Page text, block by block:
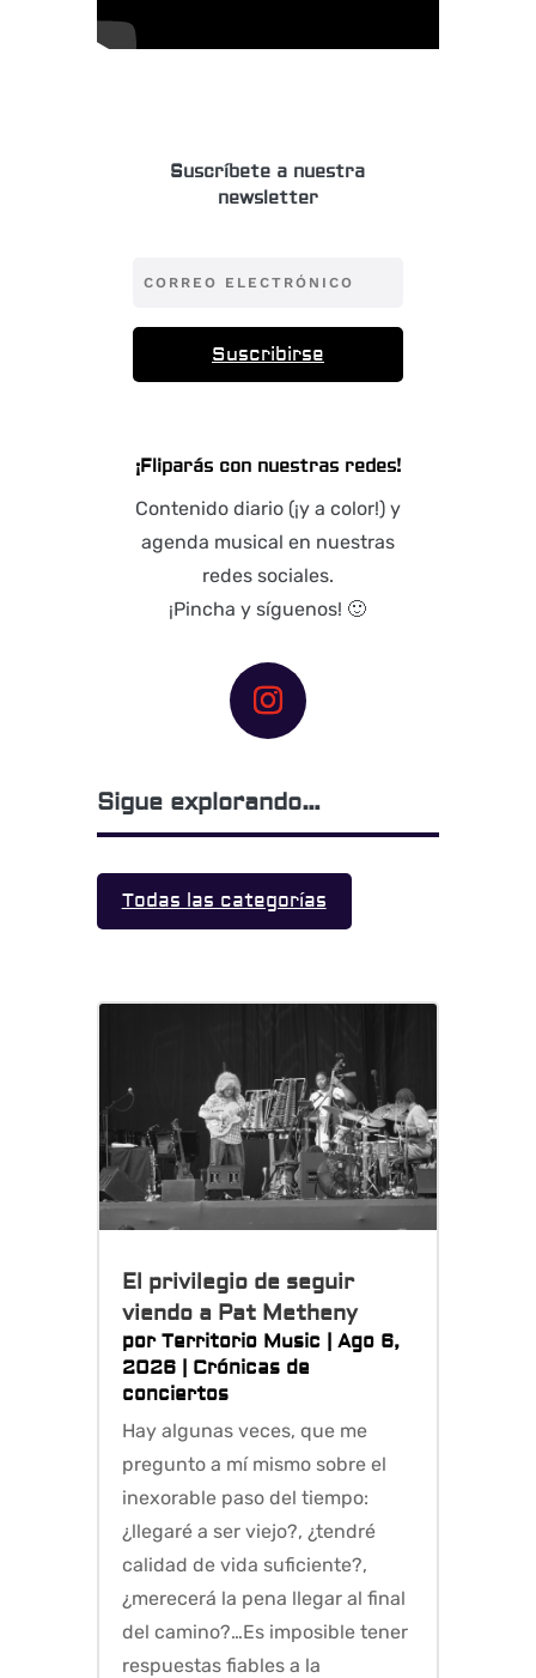
Suscríbete a nuestra
newsletter
Suscribirse
¡Fliparás con nuestras redes!
Contenido diario (¡y a color!) y
agenda musical en nuestras
redes sociales.
¡Pincha y síguenos! 🙂
Sigue explorando…
Todas las categorías
El privilegio de seguir
viendo a Pat Metheny
por Territorio Music | Ago 6,
2026| Crónicas de
conciertos
Hay algunas veces, que me
pregunto a mí mismo sobre el
inexorable paso del tiempo:
¿llegaré a ser viejo?, ¿tendré
calidad de vida suficiente?,
¿merecerá la pena llegar al final
del camino?…Es imposible tener
respuestas fiables a la